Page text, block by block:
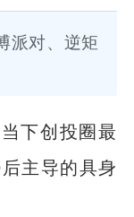
派对、逆矩
下创投圈最
主导的具身